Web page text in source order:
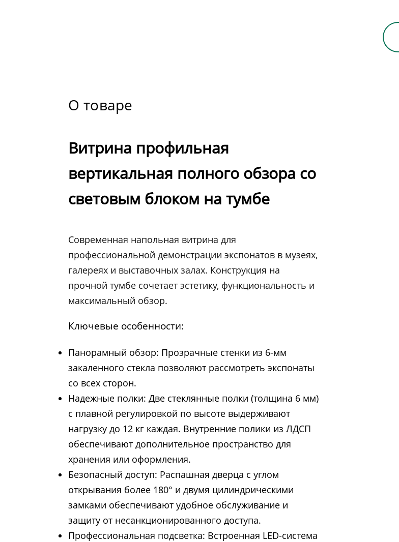
О товаре
Витрина профильная
вертикальная полного обзора со
световым блоком на тумбе
Современная напольная витрина для
профессиональной демонстрации экспонатов в музеях,
галереях и выставочных залах. Конструкция на
прочной тумбе сочетает эстетику, функциональность и
максимальный обзор.
Ключевые особенности:
Панорамный обзор: Прозрачные стенки из 6-мм
закаленного стекла позволяют рассмотреть экспонаты
со всех сторон.
Надежные полки: Две стеклянные полки (толщина 6 мм)
с плавной регулировкой по высоте выдерживают
нагрузку до 12 кг каждая. Внутренние полики из ЛДСП
обеспечивают дополнительное пространство для
хранения или оформления.
Безопасный доступ: Распашная дверца с углом
открывания более 180° и двумя цилиндрическими
замками обеспечивают удобное обслуживание и
защиту от несанкционированного доступа.
Профессиональная подсветка: Встроенная LED-система